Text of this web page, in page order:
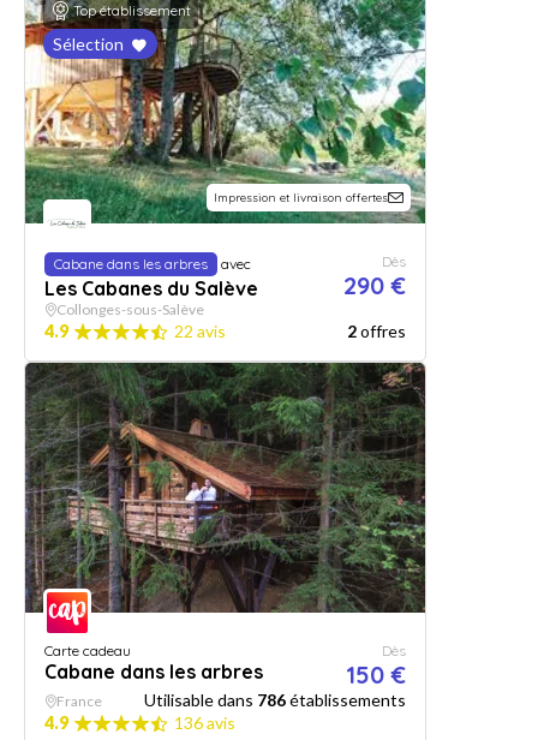
Top établissement
Sélection
Impression et livraison offertes
Cabane dans les arbres avec
Les Cabanes du Salève
Dès
290 €
Collonges-sous-Salève
4.9 22 avis 2offres
Carte cadeau
Cabane dans les arbres
Dès
150 €
France Utilisable dans 786établissements
4.9
136 avis